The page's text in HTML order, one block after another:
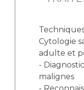
Cytologie
adulte et
-
malignes